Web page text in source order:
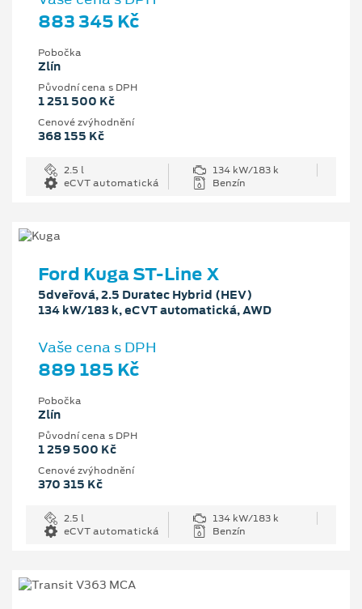
883 345 Kč
Pobočka
Zlín
Původní cena s DPH
1 251 500 Kč
Cenové zvýhodnění
368 155 Kč
2.5 l
134 kW/183 k
eCVT automatická
Benzín
Ford Kuga ST-Line X
5dveřová, 2.5 Duratec Hybrid (HEV)
134 kW/183 k, eCVT automatická, AWD
Vaše cena s DPH
889 185 Kč
Pobočka
Zlín
Původní cena s DPH
1 259 500 Kč
Cenové zvýhodnění
370 315 Kč
2.5 l
134 kW/183 k
eCVT automatická
Benzín